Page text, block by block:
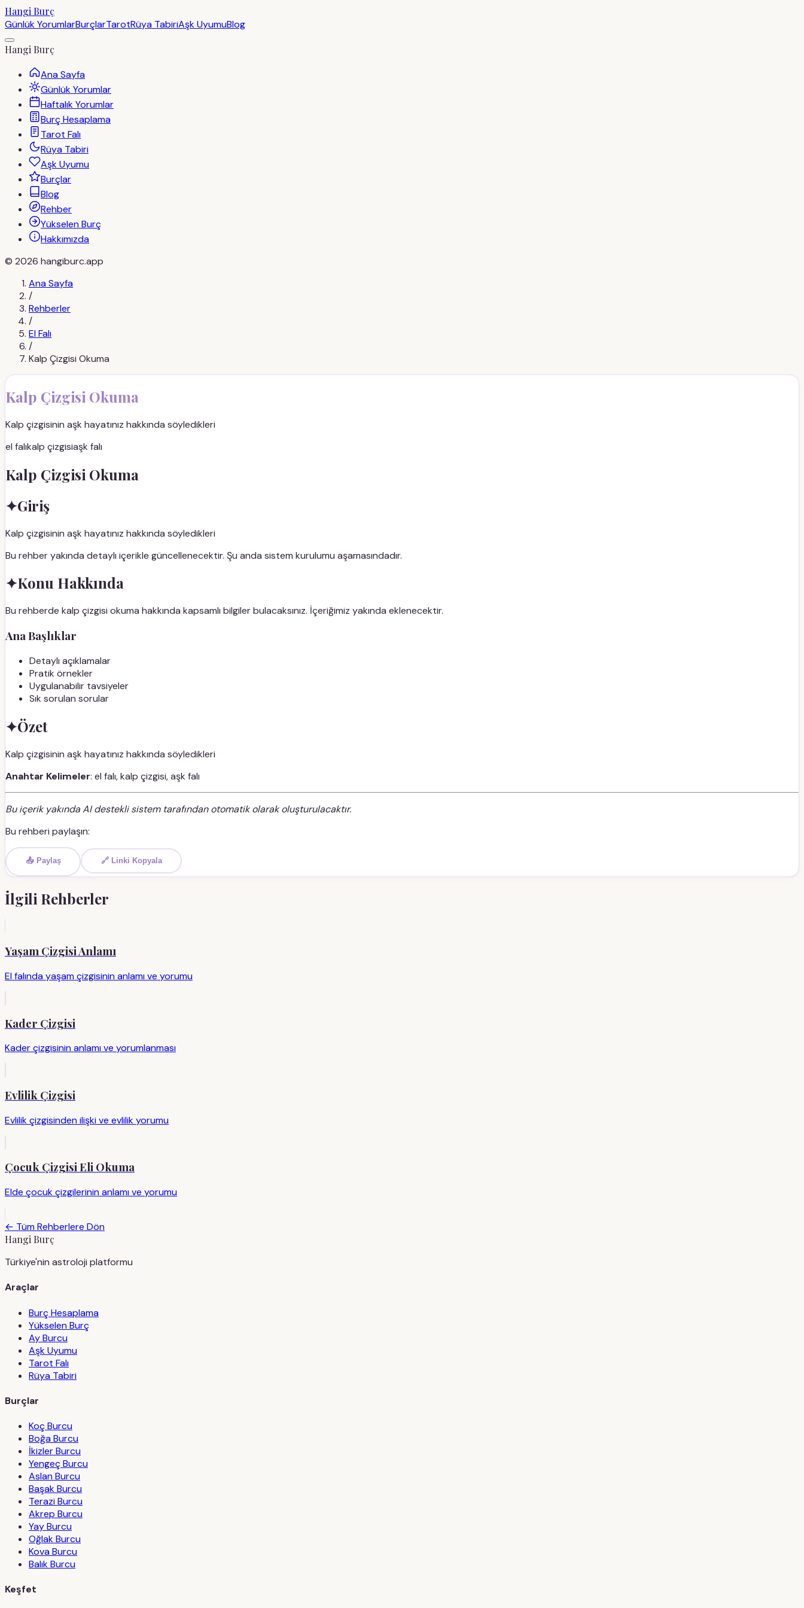
Hangi Burç
Günlük YorumlarBurçlarTarotRüya TabiriAşk UyumuBlog
Hangi Burç
Ana Sayfa
Günlük Yorumlar
Haftalık Yorumlar
Burç Hesaplama
Tarot Falı
Rüya Tabiri
Aşk Uyumu
Burçlar
Blog
Rehber
Yükselen Burç
Hakkımızda
© 2026 hangiburc.app
Ana Sayfa
/
Rehberler
/
El Falı
/
Kalp Çizgisi Okuma
Kalp Çizgisi Okuma
Kalp çizgisinin aşk hayatınız hakkında söyledikleri
el falıkalp çizgisiaşk falı
Kalp Çizgisi Okuma
✦Giriş
Kalp çizgisinin aşk hayatınız hakkında söyledikleri
Bu rehber yakında detaylı içerikle güncellenecektir. Şu anda sistem kurulumu aşamasındadır.
✦Konu Hakkında
Bu rehberde kalp çizgisi okuma hakkında kapsamlı bilgiler bulacaksınız. İçeriğimiz yakında eklenecektir.
Ana Başlıklar
Detaylı açıklamalar
Pratik örnekler
Uygulanabilir tavsiyeler
Sık sorulan sorular
✦Özet
Kalp çizgisinin aşk hayatınız hakkında söyledikleri
Anahtar Kelimeler: el falı, kalp çizgisi, aşk falı
Bu içerik yakında AI destekli sistem tarafından otomatik olarak oluşturulacaktır.
Bu rehberi paylaşın:
📤 Paylaş 🔗 Linki Kopyala
İlgili Rehberler
Yaşam Çizgisi Anlamı
El falında yaşam çizgisinin anlamı ve yorumu
Kader Çizgisi
Kader çizgisinin anlamı ve yorumlanması
Evlilik Çizgisi
Evlilik çizgisinden ilişki ve evlilik yorumu
Çocuk Çizgisi Eli Okuma
Elde çocuk çizgilerinin anlamı ve yorumu
← Tüm Rehberlere Dön
Hangi Burç
Türkiye'nin astroloji platformu
Araçlar
Burç Hesaplama
Yükselen Burç
Ay Burcu
Aşk Uyumu
Tarot Falı
Rüya Tabiri
Burçlar
Koç Burcu
Boğa Burcu
İkizler Burcu
Yengeç Burcu
Aslan Burcu
Başak Burcu
Terazi Burcu
Akrep Burcu
Yay Burcu
Oğlak Burcu
Kova Burcu
Balık Burcu
Keşfet